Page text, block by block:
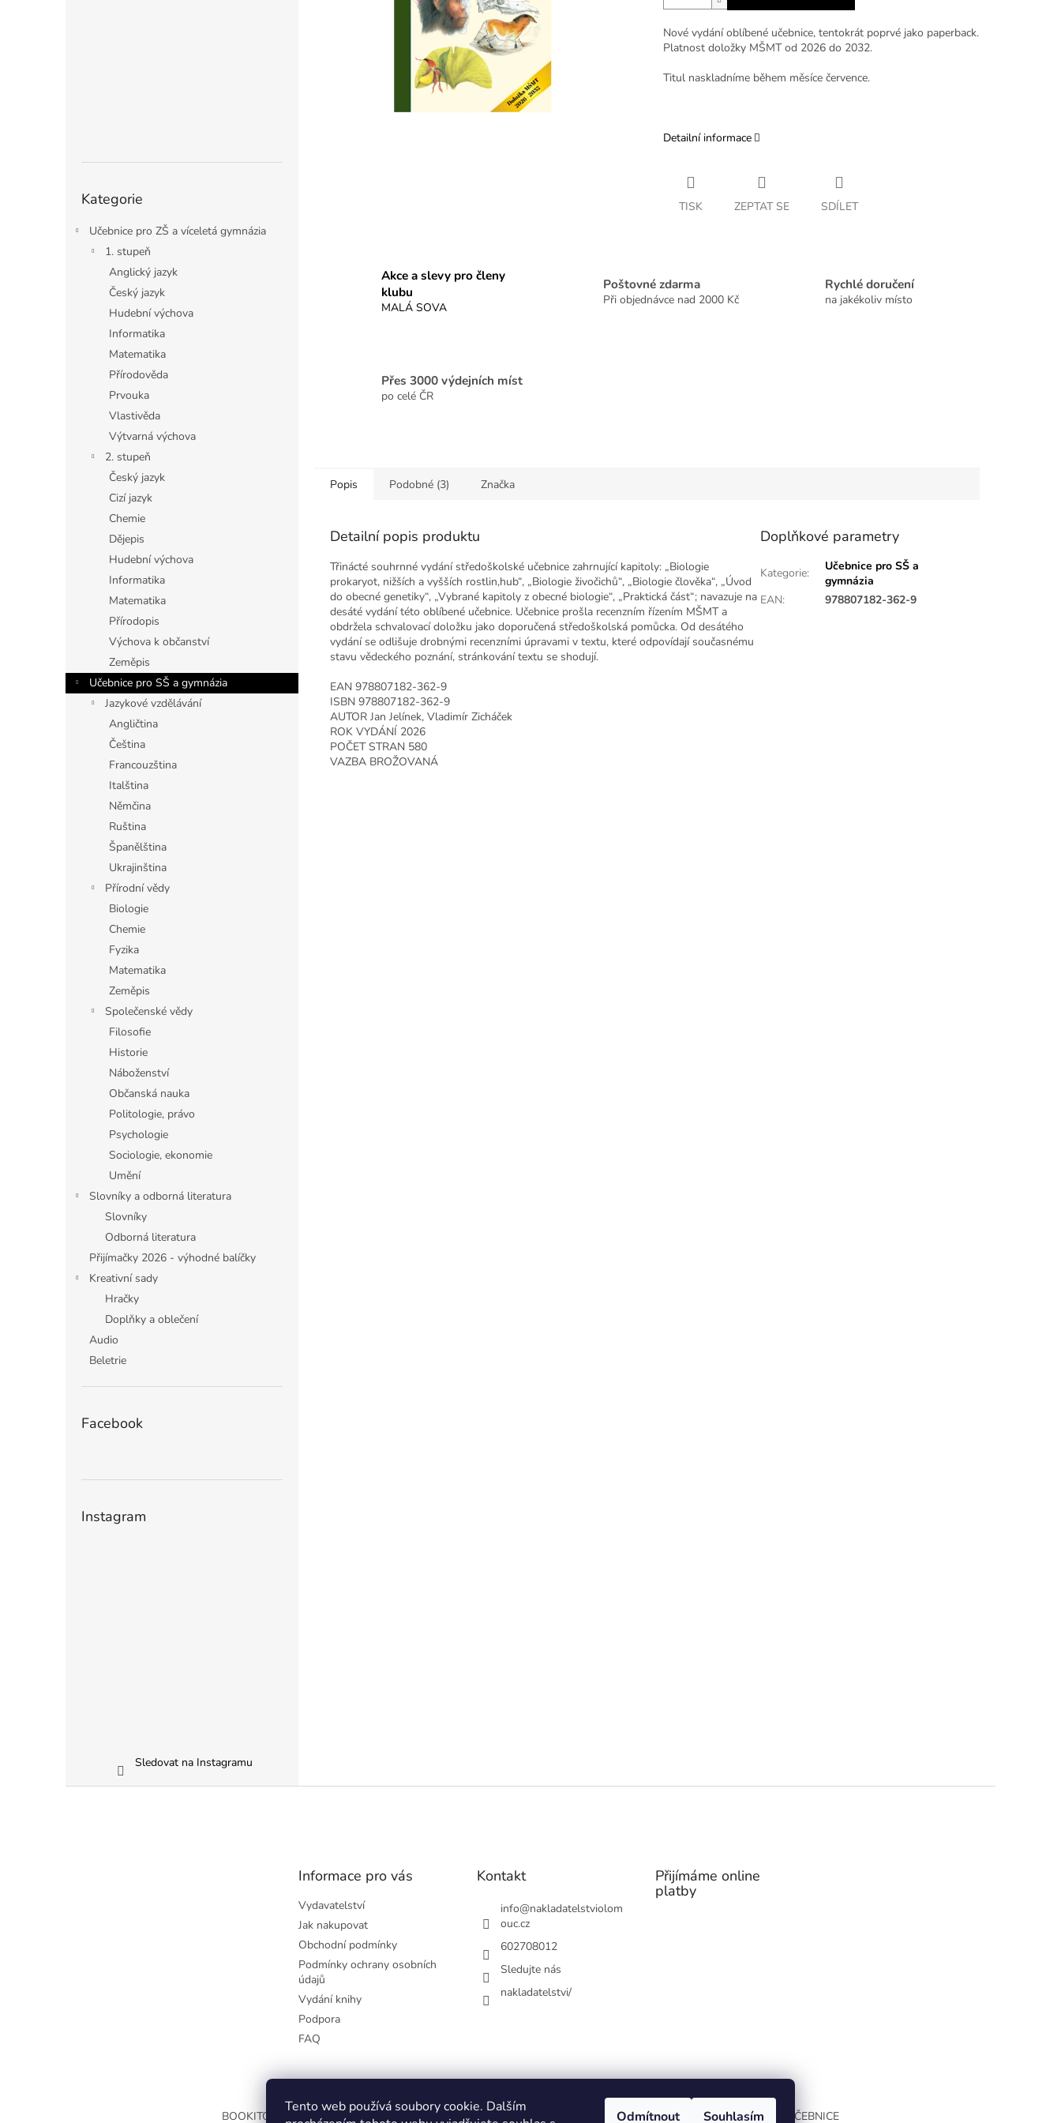
Tento web používá soubory cookie. Dalším
Odmítnout Souhlasím
kategorie
Kategorie
Učebnice pro ZŠ a víceletá gymnázia
1. stupeň
Anglický jazyk
Český jazyk
Hudební výchova
Informatika
Matematika
Přírodověda
Prvouka
Vlastivěda
Výtvarná výchova
2. stupeň
Český jazyk
Cizí jazyk
Chemie
Dějepis
Hudební výchova
Informatika
Matematika
Přírodopis
Výchova k občanství
Zeměpis
Učebnice pro SŠ a gymnázia
Jazykové vzdělávání
Angličtina
Čeština
Francouzština
Italština
Němčina
Ruština
Španělština
Ukrajinština
Přírodní vědy
Biologie
Chemie
Fyzika
Matematika
Zeměpis
Společenské vědy
Filosofie
Historie
Náboženství
Občanská nauka
Politologie, právo
Psychologie
Sociologie, ekonomie
Umění
Slovníky a odborná literatura
Slovníky
Odborná literatura
Přijímačky 2026 - výhodné balíčky
Kreativní sady
Hračky
Doplňky a oblečení
Audio
Beletrie
Facebook
Instagram
Sledovat na Instagramu
Nové vydání oblíbené učebnice, tentokrát poprvé jako paperback.
Platnost doložky MŠMT od 2026 do 2032.
Titul naskladníme během měsíce července.
Detailní informace
TISK ZEPTAT SE SDÍLET
Akce a slevy pro členy
klubu
MALÁ SOVA
Poštovné zdarma
Při objednávce nad 2000 Kč
Rychlé doručení
na jakékoliv místo
Přes 3000 výdejních míst
po celé ČR
Popis Podobné (3) Značka
Detailní popis produktu
Třinácté souhrnné vydání středoškolské učebnice zahrnující kapitoly: „Biologie
prokaryot, nižších a vyšších rostlin,hub“, „Biologie živočichů“, „Biologie člověka“, „Úvod
do obecné genetiky“, „Vybrané kapitoly z obecné biologie“, „Praktická část“; navazuje na
desáté vydání této oblíbené učebnice. Učebnice prošla recenzním řízením MŠMT a
obdržela schvalovací doložku jako doporučená středoškolská pomůcka. Od desátého
vydání se odlišuje drobnými recenzními úpravami v textu, které odpovídají současnému
stavu vědeckého poznání, stránkování textu se shodují.
EAN 978807182-362-9
ISBN 978807182-362-9
AUTOR Jan Jelínek, Vladimír Zicháček
ROK VYDÁNÍ 2026
POČET STRAN 580
VAZBA BROŽOVANÁ
Doplňkové parametry
Kategorie:
Učebnice pro SŠ a
gymnázia
EAN: 978807182-362-9
Informace pro vás
Vydavatelství
Jak nakupovat
Obchodní podmínky
Podmínky ochrany osobních
údajů
Vydání knihy
Podpora
FAQ
Kontakt
info@nakladatelstviolom
ouc.cz
602708012
Sledujte nás
nakladatelstvi/
Přijímáme online
platby
BOOKITOO.CZ SYNAPSO APLIKACE STRÁNKY VYDAVATELSTVÍ EDIČNÍ PLÁN PRO ŠKOLY INTERAKTIVNÍ UČEBNICE